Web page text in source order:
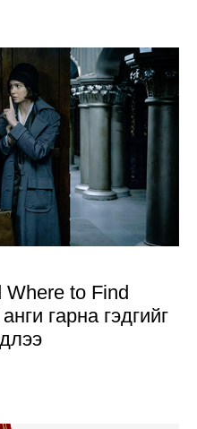
Where to Find
гарна гэдгийг